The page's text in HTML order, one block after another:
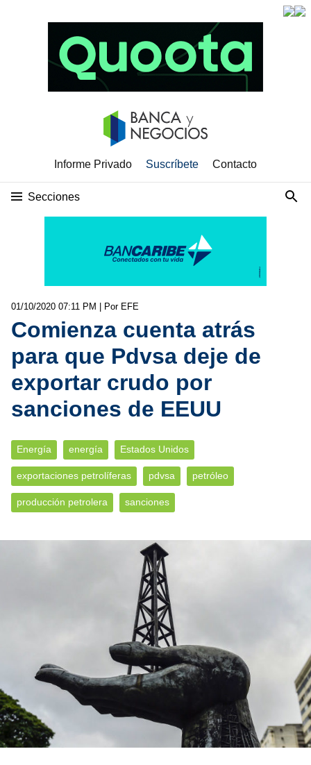
Informe Privado Suscríbete Contacto
Secciones
01/10/2020 07:11 PM | Por EFE
Comienza cuenta atrás
para que Pdvsa deje de
exportar crudo por
sanciones de EEUU
Energía energía Estados Unidos
exportaciones petrolíferas pdvsa petróleo
producción petrolera sanciones